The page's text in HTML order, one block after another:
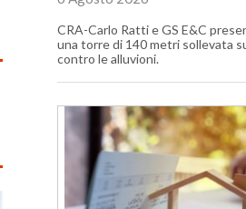
CRA-Carlo Ratti e GS E&C
una torre di 140 metri sollevata
contro le alluvioni.